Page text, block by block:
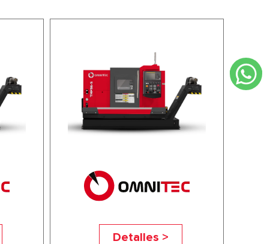
Detalles >